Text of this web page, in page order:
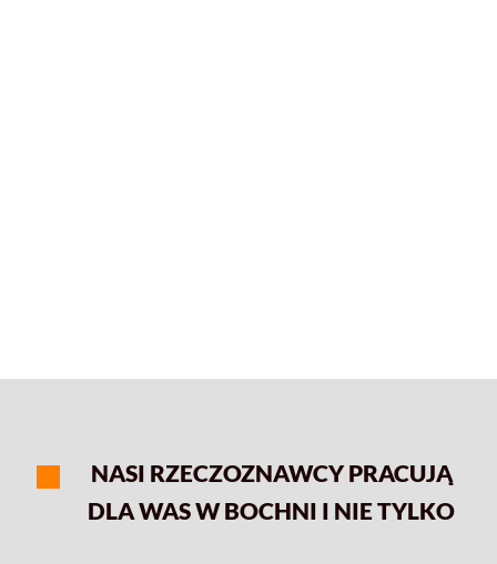
NASI RZECZOZNAWCY PRACUJĄ
DLA WAS W BOCHNI I NIE TYLKO